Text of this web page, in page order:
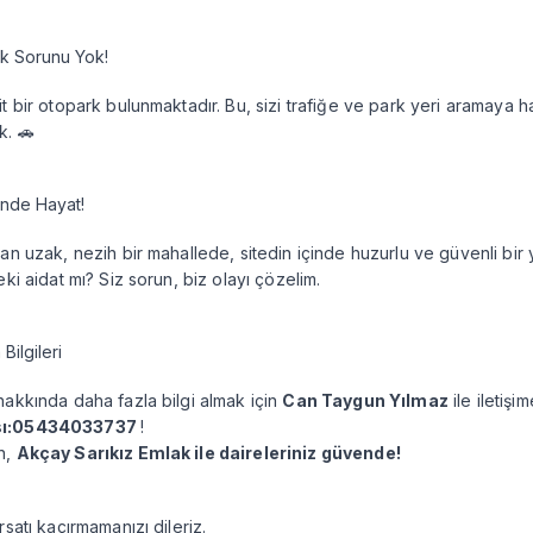
Sorunu Yok!
bir otopark bulunmaktadır. Bu, sizi trafiğe ve park yeri aramaya
🚗
Hayat!
uzak, nezih bir mahallede, sitedin içinde huzurlu ve güvenli bir
aidat mı? Siz sorun, biz olayı çözelim.
Bilgileri
daha fazla bilgi almak için Can Taygun Yılmaz ile
!
Akçay Sarıkız Emlak ile daireleriniz güvende!
kaçırmamanızı dileriz.